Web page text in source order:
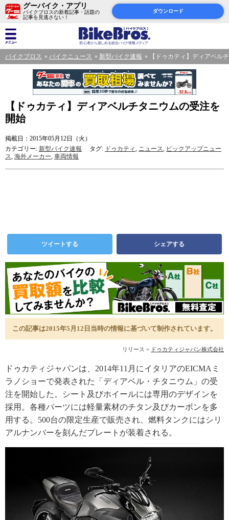
グーバイク・アプリ
バイクブロスの新着記事・話題の
記事を見逃さない！
ダウンロード
バイクブロス バイクニュース 新型バイク速報 【ドゥカティ】ディアベル
【ドゥカティ】ディアベルチタニウムの受注を
開始
掲載日：2015年05月12日（火）
カテゴリー: 新型バイク速報 タグ: ドゥカティ, ニュース, ピックアップニュー
ス, 海外メーカー, 車両情報
ツイートする シェアする
この記事は2015年5月12日当時の情報に基づいて制作されています。
リリース = ドゥカティジャパン株式会社
ドゥカティジャパンは、2014年11月にイタリアのEICMAミ
ラノショーで発表された「ディアベル・チタニウム」の受
注を開始した。シート及びホイールには専用のデザインを
採用。各種パーツには軽量素材のチタン及びカーボンを多
用する。500台の限定生産で販売され、燃料タンクにはシリ
アルナンバーを刻んだプレートが装着される。